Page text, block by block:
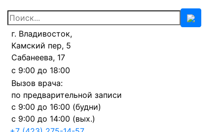
г. Владивосток,
Камский пер, 5
Сабанеева, 17
с 9:00 до 18:00
Вызов врача:
по предварительной записи
с 9:00 до 16:00 (будни)
с 9:00 до 14:00 (вых.)